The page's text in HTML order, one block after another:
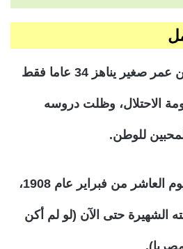
توفى مصطفى كامل عن عمر صغير يناهز 34 عاما فقط
الاحتلال، وظلت دروسه
للوطن.
كان تاريخ وفاته تحديدا يوم العاشر من فبراير عام 1908،
الشهيرة حتى الآن (لو لم أكن